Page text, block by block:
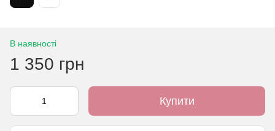
В наявності
1 350 грн
Купити